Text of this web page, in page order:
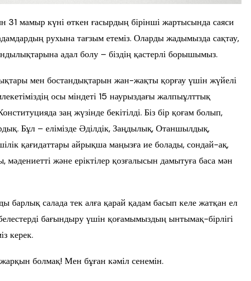
31 мамыр күні өткен ғасырдың бірінші жартысында саяси
рухына тағзым етеміз. Оларды жадымызда сақтау,
адал болу – біздің қастерлі борышымыз.
мен бостандықтарын жан-жақты қорғау үшін жүйелі
осы міндеті 15 наурыздағы жалпыұлттық
заң жүзінде бекітілді. Біз бір қоғам болып,
Бұл – елімізде Әділдік, Заңдылық, Отаншылдық,
қағидаттары айрықша маңызға ие болады, сондай-ақ,
және еріктілер қозғалысын дамытуға баса мән
барлық салада тек алға қарай қадам басып келе жатқан ел
бағындыру үшін қоғамымыздың ынтымақ-бірлігі
керек.
болмақ! Мен бұған кәміл сенемін.